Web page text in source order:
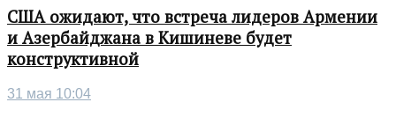
США ожидают, что встреча лидеров Армении
и Азербайджана в Кишиневе будет
конструктивной
31 мая 10:04